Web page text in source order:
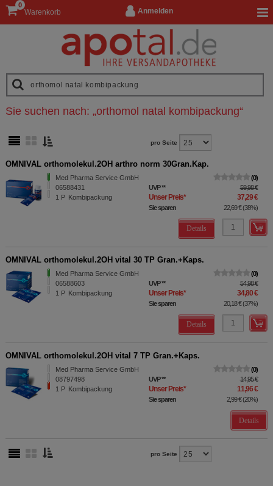
Anmelden
Warenkorb
0
Sie suchen nach: „orthomol natal kombipackung“
pro Seite
OMNIVAL orthomolekul.2OH arthro norm 30Gran.Kap.
Med Pharma Service GmbH
06588431
1 P Kombipackung
0
UVP** 59,98 €
Unser Preis* 37,29 €
Sie sparen 22,69 €(38%)
Details
OMNIVAL orthomolekul.2OH vital 30 TP Gran.+Kaps.
Med Pharma Service GmbH
06588603
1 P Kombipackung
0
UVP** 54,98 €
Unser Preis* 34,80 €
Sie sparen 20,18 €(37%)
Details
OMNIVAL orthomolekul.2OH vital 7 TP Gran.+Kaps.
Med Pharma Service GmbH
08797498
1 P Kombipackung
0
UVP** 14,95 €
Unser Preis* 11,96 €
Sie sparen 2,99 €(20%)
Details
pro Seite